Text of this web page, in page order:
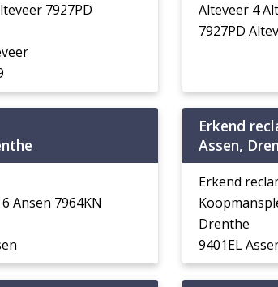
7927PD
Alteveer 4
7927PD
Ansen 7964KN
Erkend
Assen,
Erkend
Drenthe
9401EL